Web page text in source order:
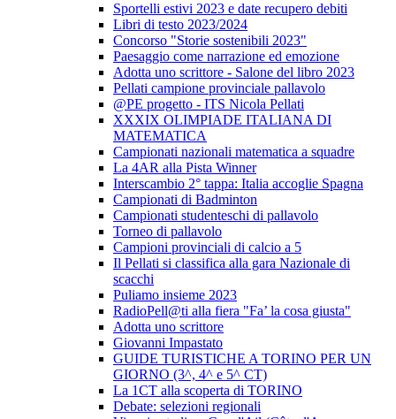
Sportelli estivi 2023 e date recupero debiti
Libri di testo 2023/2024
Concorso "Storie sostenibili 2023"
Paesaggio come narrazione ed emozione
Adotta uno scrittore - Salone del libro 2023
Pellati campione provinciale pallavolo
@PE progetto - ITS Nicola Pellati
XXXIX OLIMPIADE ITALIANA DI
MATEMATICA
Campionati nazionali matematica a squadre
La 4AR alla Pista Winner
Interscambio 2° tappa: Italia accoglie Spagna
Campionati di Badminton
Campionati studenteschi di pallavolo
Torneo di pallavolo
Campioni provinciali di calcio a 5
Il Pellati si classifica alla gara Nazionale di
scacchi
Puliamo insieme 2023
RadioPell@ti alla fiera "Fa’ la cosa giusta"
Adotta uno scrittore
Giovanni Impastato
GUIDE TURISTICHE A TORINO PER UN
GIORNO (3^, 4^ e 5^ CT)
La 1CT alla scoperta di TORINO
Debate: selezioni regionali